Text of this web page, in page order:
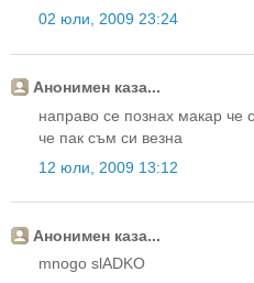
02 юли, 2009 23:24
Анонимен каза...
направо се познах макар
че пак съм си везна
12 юли, 2009 13:12
Анонимен каза...
mnogo slADKO